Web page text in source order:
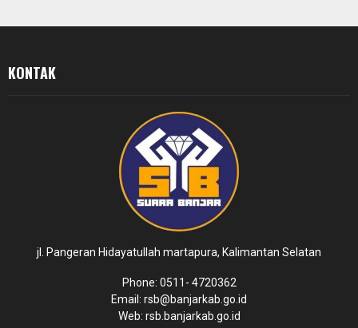
KONTAK
jl. Pangeran Hidayatullah martapura, Kalimantan Selatan
Phone: 0511- 4720362
Email: rsb@banjarkab.go.id
Web: rsb.banjarkab.go.id